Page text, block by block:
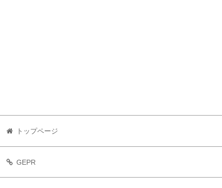
トップページ
GEPR